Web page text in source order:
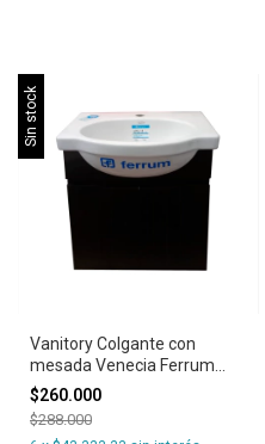
Sin stock
Vanitory Colgante con
mesada Venecia Ferrum
losa 48 puertas negro
$260.000
$288.000